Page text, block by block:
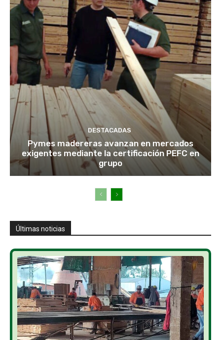
DESTACADAS
Pymes madereras avanzan en mercados
exigentes mediante la certificación PEFC en
grupo
Últimas noticias